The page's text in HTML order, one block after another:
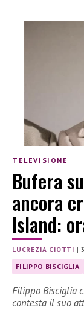
TELEVISIONE
Bufera
ancora
Island:
LUCREZIA CIOTTI |
FILIPPO BISCIGLIA
Filippo Bisciglia
contesta il suo